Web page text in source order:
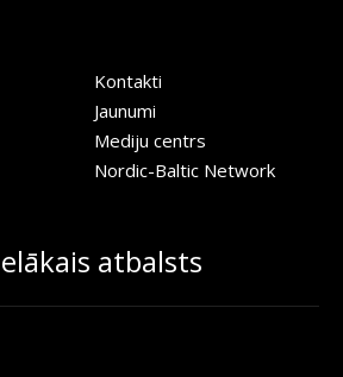
Kontakti
Jaunumi
Mediju centrs
Nordic-Baltic Network
atbalsts